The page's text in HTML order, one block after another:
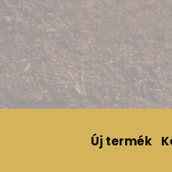
Új termék